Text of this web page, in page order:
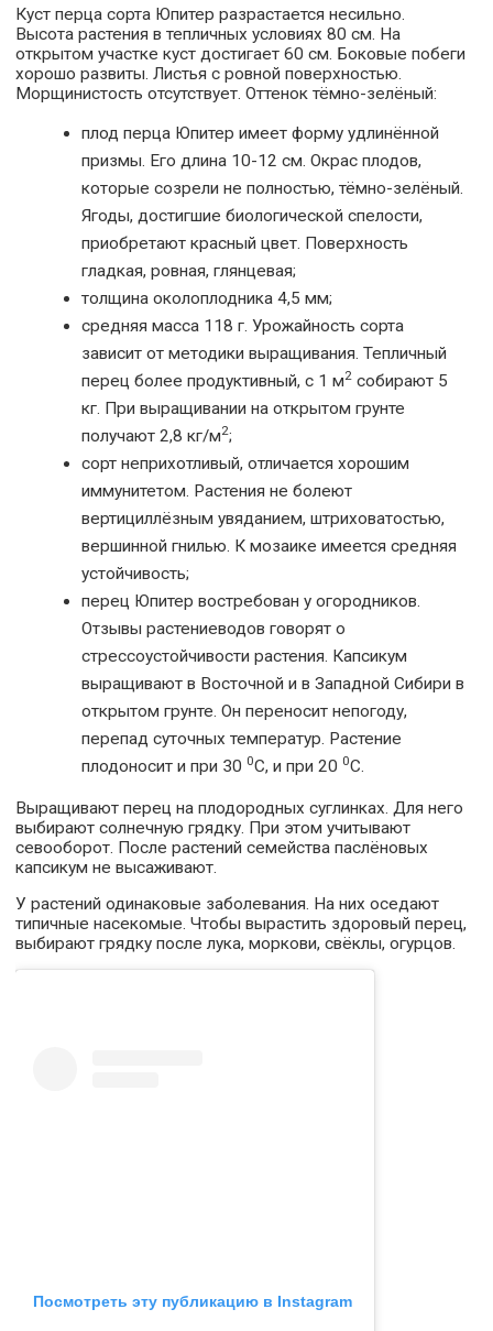
Куст перца сорта Юпитер разрастается несильно.
Высота растения в тепличных условиях 80 см. На
открытом участке куст достигает 60 см. Боковые побеги
хорошо развиты. Листья с ровной поверхностью.
Морщинистость отсутствует. Оттенок тёмно-зелёный:
плод перца Юпитер имеет форму удлинённой
призмы. Его длина 10-12 см. Окрас плодов,
которые созрели не полностью, тёмно-зелёный.
Ягоды, достигшие биологической спелости,
приобретают красный цвет. Поверхность
гладкая, ровная, глянцевая;
толщина околоплодника 4,5 мм;
средняя масса 118 г. Урожайность сорта
зависит от методики выращивания. Тепличный
перец более продуктивный, с 1 м2 собирают 5
кг. При выращивании на открытом грунте
получают 2,8 кг/м2;
сорт неприхотливый, отличается хорошим
иммунитетом. Растения не болеют
вертициллёзным увяданием, штриховатостью,
вершинной гнилью. К мозаике имеется средняя
устойчивость;
перец Юпитер востребован у огородников.
Отзывы растениеводов говорят о
стрессоустойчивости растения. Капсикум
выращивают в Восточной и в Западной Сибири в
открытом грунте. Он переносит непогоду,
перепад суточных температур. Растение
плодоносит и при 30 0С, и при 20 0С.
Выращивают перец на плодородных суглинках. Для него
выбирают солнечную грядку. При этом учитывают
севооборот. После растений семейства паслёновых
капсикум не высаживают.
У растений одинаковые заболевания. На них оседают
типичные насекомые. Чтобы вырастить здоровый перец,
выбирают грядку после лука, моркови, свёклы, огурцов.
Посмотреть эту публикацию в Instagram